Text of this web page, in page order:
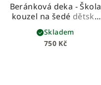
Beránková deka - Škola
kouzel na šedé dětská
beránková deka z
prémiové bavlny a
hebkého beránka
750 Kč
Skladem